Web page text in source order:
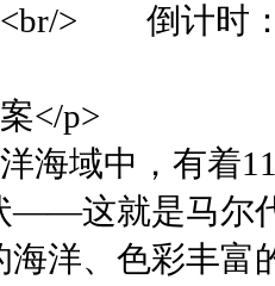
> 倒计时
</p>
域中，有着
——这就是马尔
海洋、色彩丰